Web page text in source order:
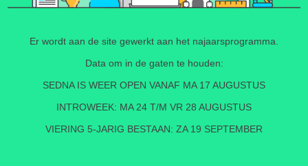
Er wordt aan de site gewerkt aan het najaarsprogramma.
Data om in de gaten te houden:
SEDNA IS WEER OPEN VANAF MA 17 AUGUSTUS
INTROWEEK: MA 24 T/M VR 28 AUGUSTUS
VIERING 5-JARIG BESTAAN: ZA 19 SEPTEMBER